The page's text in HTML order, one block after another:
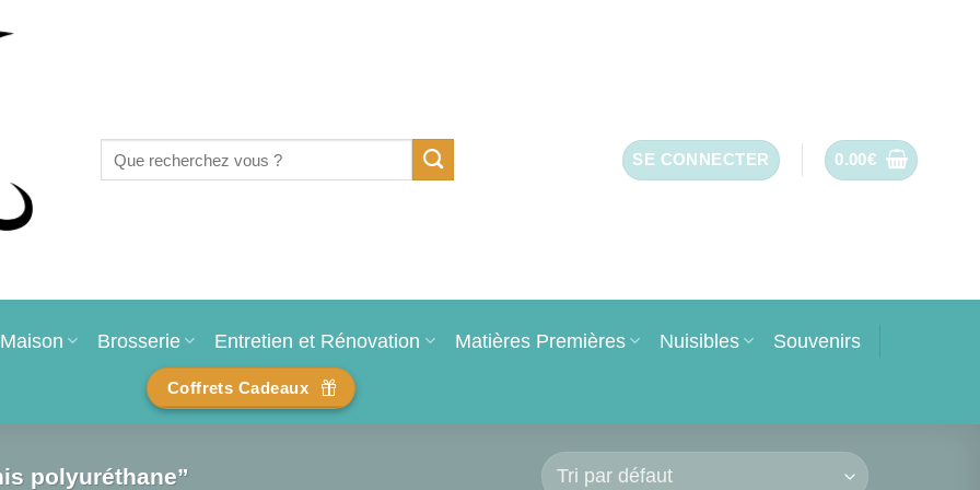
pour :
SE CONNECTER 0.00€
Maison Brosserie Entretien et Rénovation Matières Premières Nuisibles Souvenirs
Coffrets Cadeaux
polyuréthane”